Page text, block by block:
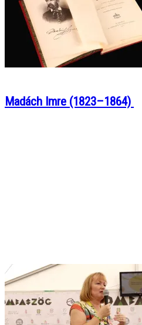
Madách Imre (1823–1864)